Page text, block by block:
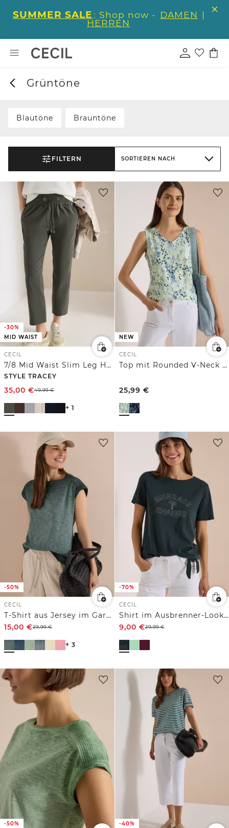
SUMMER SALE : Shop now - DAMEN |
HERREN
Grüntöne
Blautöne Brauntöne
FILTERN SORTIEREN NACH
-30%
MID WAIST
CECIL
7/8 Mid Waist Slim Leg Hose im Casual Fit
STYLE TRACEY
35,00 €49,99€
+ 1
NEW
CECIL
Top mit Rounded V-Neck und Print
25,99 €
-50%
CECIL
T-Shirt aus Jersey im Garment Dye Look
15,00 €29,99€
+ 3
-70%
CECIL
Shirt im Ausbrenner-Look mit Wording
9,00 €29,99€
-50% -40%